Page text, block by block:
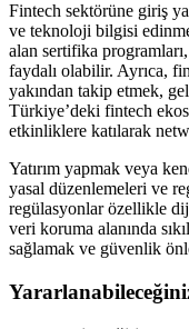
Fintech sektörüne giriş
ve teknoloji bilgisi
alan sertifika
faydalı olabilir. Ayrıca,
yakından takip etmek,
Türkiye’deki fintech
etkinliklere katılarak
Yatırım yapmak veya
yasal düzenlemeleri ve
regülasyonlar özellikle
veri koruma alanında
sağlamak ve güvenlik